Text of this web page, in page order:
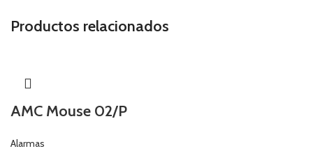
Productos relacionados
AMC Mouse 02/P
Alarmas